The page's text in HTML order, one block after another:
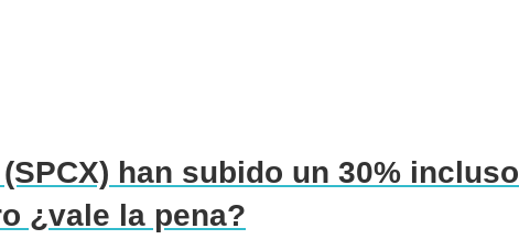
han subido un 30% incluso
¿vale la pena?